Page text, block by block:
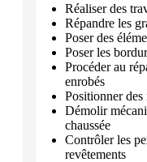
Réaliser des
Répandre les
Poser des
Poser les
Procéder au
enrobés
Positionner des
Démolir
chaussée
Contrôler les
revêtements